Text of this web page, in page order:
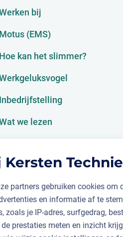
partners gebruiken cookies
en informatie af te
zoals je IP-adres, surfgedrag,
prestaties meten en inzicht
bij
Motus (EMS)
Hoe kan het slimmer?
Inbedrijfstelling
we lezen